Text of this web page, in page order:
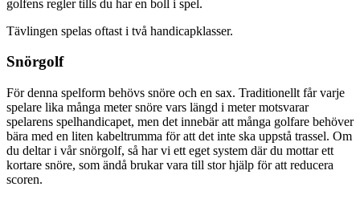
golfens regler tills du har en boll i spel.
Tävlingen spelas oftast i två handicapklasser.
Snörgolf
För denna spelform behövs snöre och en sax. Traditionellt får varje
spelare lika många meter snöre vars längd i meter motsvarar
spelarens spelhandicapet, men det innebär att många golfare behöver
bära med en liten kabeltrumma för att det inte ska uppstå trassel. Om
du deltar i vår snörgolf, så har vi ett eget system där du mottar ett
kortare snöre, som ändå brukar vara till stor hjälp för att reducera
scoren.